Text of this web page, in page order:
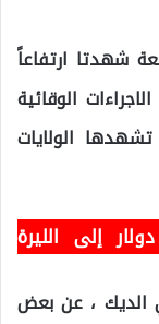
شهدتا ارتفاعاً
الوقائية
تشهدها الولايات
إلى الليرة
الديك ، عن بعض